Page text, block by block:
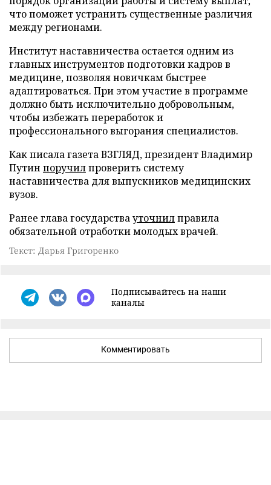
что поможет устранить существенные различия
между регионами.
Институт наставничества остается одним из
главных инструментов подготовки кадров в
медицине, позволяя новичкам быстрее
адаптироваться. При этом участие в программе
должно быть исключительно добровольным,
чтобы избежать переработок и
профессионального выгорания специалистов.
Как писала газета ВЗГЛЯД, президент Владимир
Путин поручилпроверить систему
наставничества для выпускников медицинских
вузов.
Ранее глава государствауточнилправила
обязательной отработки молодых врачей.
Текст: Дарья Григоренко
Подписывайтесь на наши
каналы
Комментировать